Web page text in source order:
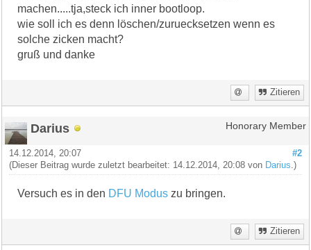
machen.....tja,steck ich inner bootloop.
wie soll ich es denn löschen/zuruecksetzen wenn es
solche zicken macht?
gruß und danke
Zitieren
Darius Honorary Member
#2
14.12.2014, 20:07
(Dieser Beitrag wurde zuletzt bearbeitet: 14.12.2014, 20:08 von Darius .)
Versuch es in den DFU Modus zu bringen.
Zitieren